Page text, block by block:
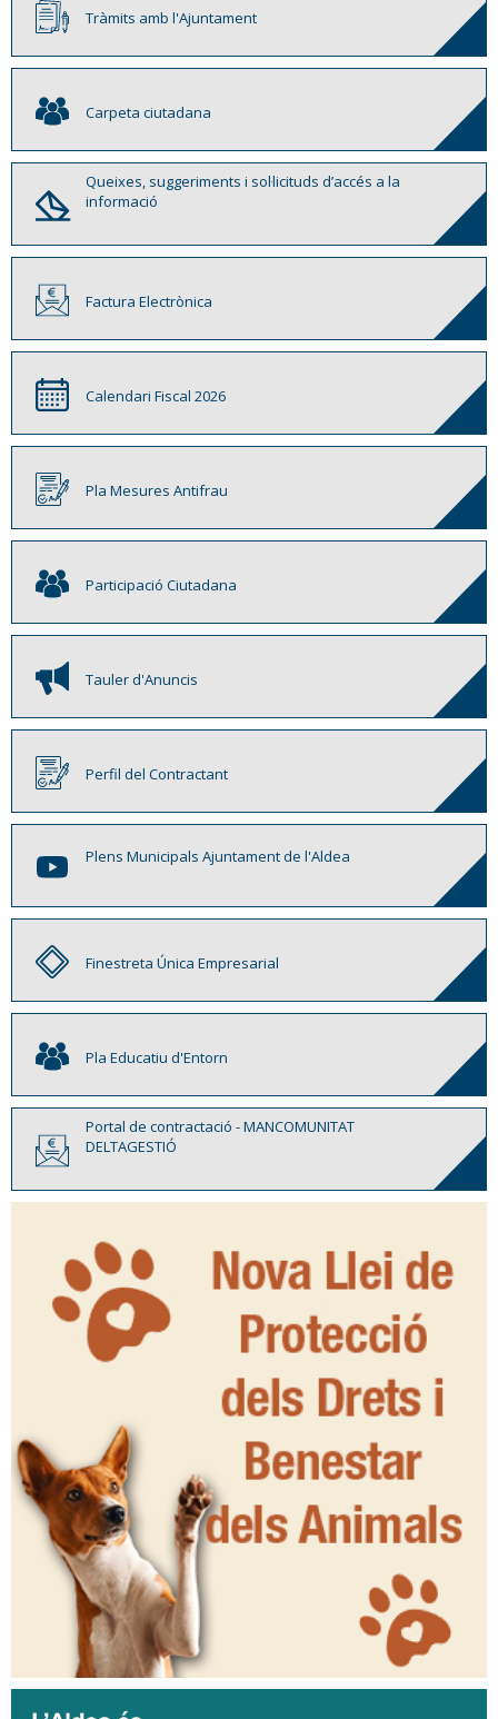
Tràmits amb l'Ajuntament
Carpeta ciutadana
Queixes, suggeriments i sol·licituds d’accés a la
informació
Factura Electrònica
Calendari Fiscal 2026
Pla Mesures Antifrau
Participació Ciutadana
Tauler d'Anuncis
Perfil del Contractant
Plens Municipals Ajuntament de l'Aldea
Finestreta Única Empresarial
Pla Educatiu d'Entorn
Portal de contractació - MANCOMUNITAT
DELTAGESTIÓ